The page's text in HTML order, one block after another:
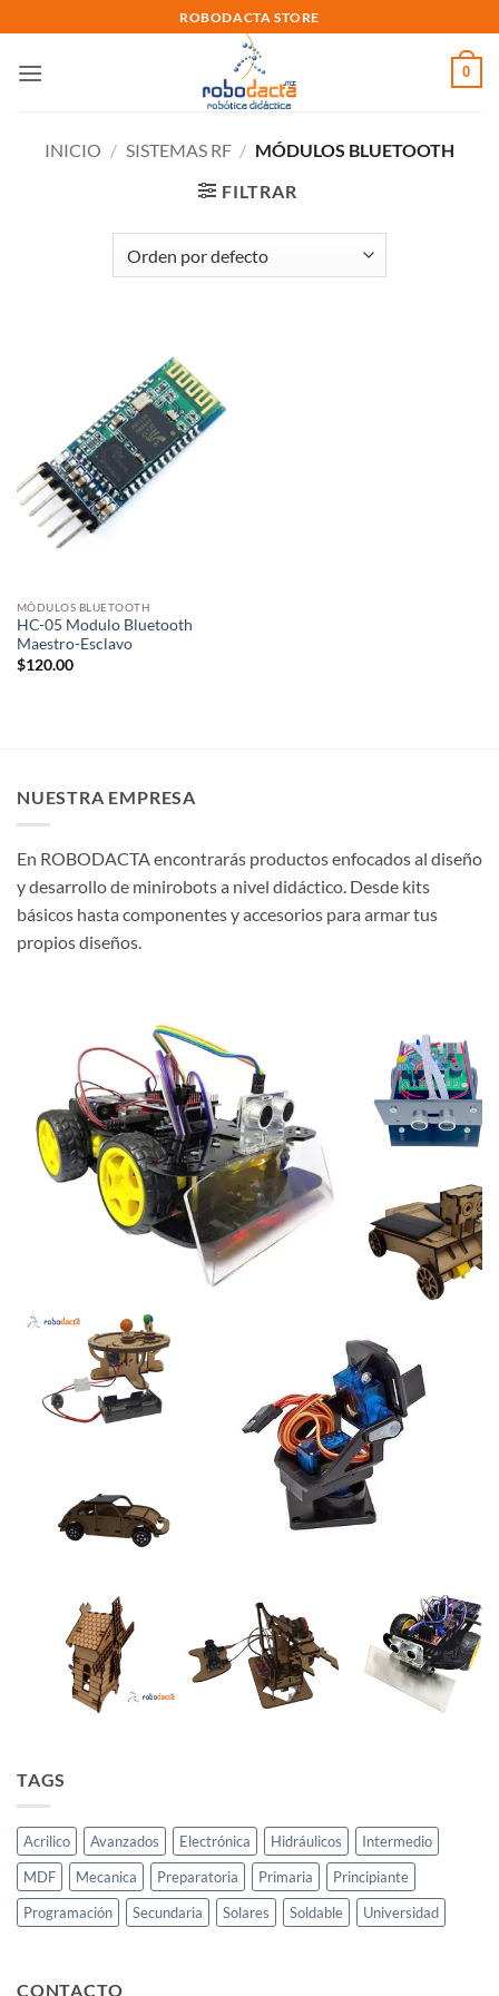
to
content
ROBODACTA STORE
0
INICIO / SISTEMAS RF / MÓDULOS BLUETOOTH
FILTRAR
MÓDULOS BLUETOOTH
HC-05 Modulo Bluetooth
Maestro-Esclavo
$120.00
NUESTRA EMPRESA
En ROBODACTA encontrarás productos enfocados al diseño
y desarrollo de minirobots a nivel didáctico. Desde kits
básicos hasta componentes y accesorios para armar tus
propios diseños.
TAGS
Acrilico Avanzados Electrónica Hidráulicos
Intermedio
MDF
Mecanica Preparatoria Primaria
Principiante
Programación
Secundaria Solares Soldable Universidad
CONTACTO